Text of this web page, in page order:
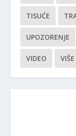
TISUĆE
UPOZORENJE
VIDEO VIŠE